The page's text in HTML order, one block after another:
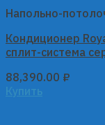
Напольно-
Кондиционер
сплит-система
88,390.00 ₽
Купить